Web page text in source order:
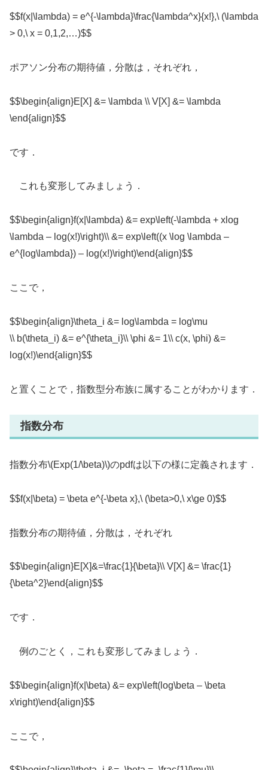
$$f(x|\lambda) = e^{-\lambda}\frac{\lambda^x}{x!},\ (\lambda
> 0,\ x = 0,1,2,…)$$
ポアソン分布の期待値，分散は，それぞれ，
$$\begin{align}E[X] &= \lambda \\ V[X] &= \lambda
\end{align}$$
です．
これも変形してみましょう．
$$\begin{align}f(x|\lambda) &= exp\left(-\lambda + xlog
\lambda – log(x!)\right)\\ &= exp\left((x \log \lambda –
e^{log\lambda}) – log(x!)\right)\end{align}$$
ここで，
$$\begin{align}\theta_i &= log\lambda = log\mu
\\ b(\theta_i) &= e^{\theta_i}\\ \phi &= 1\\ c(x, \phi) &=
log(x!)\end{align}$$
と置くことで，指数型分布族に属することがわかります．
指数分布
指数分布\(Exp(1/\beta)\)のpdfは以下の様に定義されます．
$$f(x|\beta) = \beta e^{-\beta x},\ (\beta>0,\ x\ge 0)$$
指数分布の期待値，分散は，それぞれ
$$\begin{align}E[X]&=\frac{1}{\beta}\\ V[X] &= \frac{1}
{\beta^2}\end{align}$$
です．
例のごとく，これも変形してみましょう．
$$\begin{align}f(x|\beta) &= exp\left(log\beta – \beta
x\right)\end{align}$$
ここで，